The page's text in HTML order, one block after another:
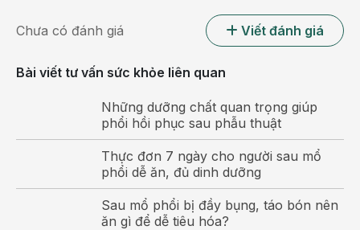
Sốt cao kéo dài kèm phát ban có thể là dấu hiệu bị
sốt virus mà mẹ bầu nên nhớ
Chưa có đánh giá Viết đánh giá
Bài viết tư vấn sức khỏe liên quan
Những dưỡng chất quan trọng giúp
phổi hồi phục sau phẫu thuật
Thực đơn 7 ngày cho người sau mổ
phổi dễ ăn, đủ dinh dưỡng
Sau mổ phổi bị đầy bụng, táo bón nên
ăn gì để dễ tiêu hóa?